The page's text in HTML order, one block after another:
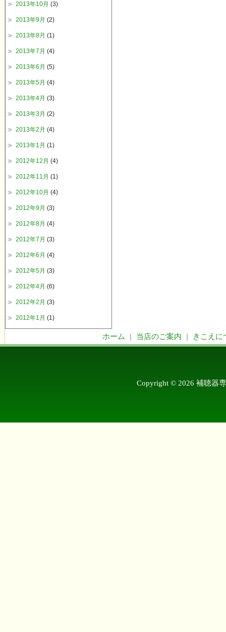
2013年10月 (3)
2013年9月 (2)
2013年8月 (1)
2013年7月 (4)
2013年6月 (5)
2013年5月 (4)
2013年4月 (3)
2013年3月 (2)
2013年2月 (4)
2013年1月 (1)
2012年12月 (4)
2012年11月 (1)
2012年10月 (4)
2012年9月 (3)
2012年8月 (4)
2012年7月 (3)
2012年6月 (4)
2012年5月 (3)
2012年4月 (6)
2012年2月 (3)
2012年1月 (1)
ホーム ｜ 当店のご案内 ｜ きこえに
Copyright © 2026 補聴器